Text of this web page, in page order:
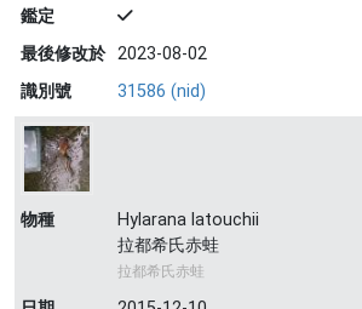
鑑定
最後修改於 2023-08-02
識別號
31586 (nid)
物種
Hylarana latouchii
拉都希氏赤蛙
拉都希氏赤蛙